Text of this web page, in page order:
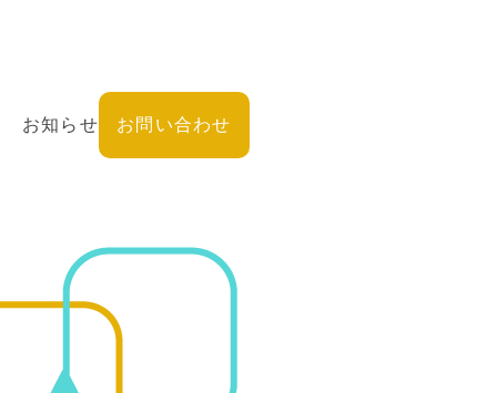
お知らせ お問い合わせ